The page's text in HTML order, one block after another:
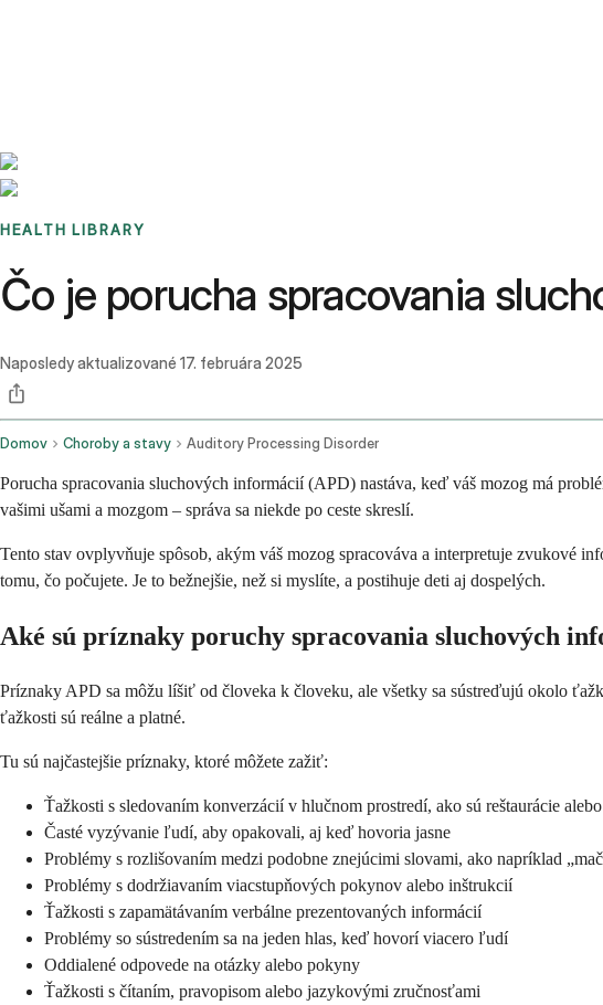
HEALTH LIBRARY
Čo je porucha spracovania
Naposledy aktualizované 17. februára 2025
Domov Choroby a stavy Auditory Processing Disorder
Porucha spracovania sluchových informácií (APD) nastáva, keď váš mozog má
vašimi ušami a mozgom – správa sa niekde po ceste skreslí.
Tento stav ovplyvňuje spôsob, akým váš mozog spracováva a interpretuje zvukové
tomu, čo počujete. Je to bežnejšie, než si myslíte, a postihuje deti aj dospelých.
Aké sú príznaky poruchy spracovania sluchových
Príznaky APD sa môžu líšiť od človeka k človeku, ale všetky sa sústreďujú okolo
ťažkosti sú reálne a platné.
Tu sú najčastejšie príznaky, ktoré môžete zažiť:
Ťažkosti s sledovaním konverzácií v hlučnom prostredí, ako sú reštaurácie
Časté vyzývanie ľudí, aby opakovali, aj keď hovoria jasne
Problémy s rozlišovaním medzi podobne znejúcimi slovami, ako napríklad
Problémy s dodržiavaním viacstupňových pokynov alebo inštrukcií
Ťažkosti s zapamätávaním verbálne prezentovaných informácií
Problémy so sústredením sa na jeden hlas, keď hovorí viacero ľudí
Oddialené odpovede na otázky alebo pokyny
Ťažkosti s čítaním, pravopisom alebo jazykovými zručnosťami